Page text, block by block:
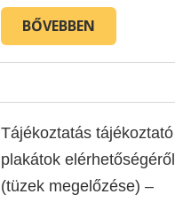
BŐVEBBEN
Tájékoztatás tájékoztató
plakátok elérhetőségéről
(tüzek megelőzése) –